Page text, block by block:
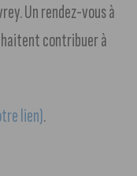
Un rendez-vous à
contribuer à
lien).